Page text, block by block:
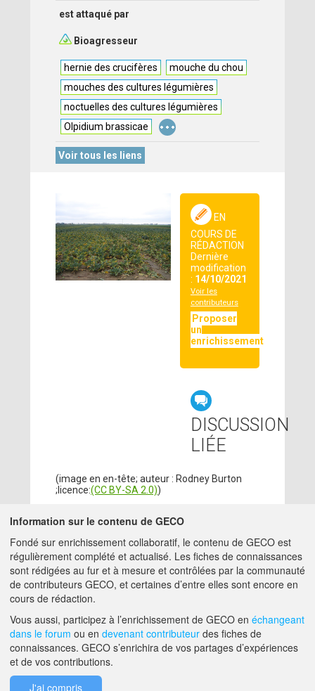
est attaqué par
Bioagresseur
hernie des crucifères
mouche du chou
mouches des cultures légumières
noctuelles des cultures légumières
Olpidium brassicae
...
Voir tous les liens
EN
COURS DE
RÉDACTION
Dernière
modification
: 14/10/2021
Voir les
contributeurs
Proposer
un
enrichissement
DISCUSSION
LIÉE
(image en en-tête; auteur : Rodney Burton
;licence:(CC BY-SA 2.0))
CONTRIBUTEURS
14/10/2021 ADMIN GECO
MATTHIEU.HIRSCHY@ACTA.ASSO.FR
A PROPOS DE GECO AIDE
F.A.Q.
Information sur le contenu de GECO
Fondé sur enrichissement collaboratif, le contenu de GECO est
régulièrement complété et actualisé. Les fiches de connaissances
sont rédigées au fur et à mesure et contrôlées par la communauté
de contributeurs GECO, et certaines d’entre elles sont encore en
cours de rédaction.
Vous aussi, participez à l’enrichissement de GECO en échangeant
dans le forum ou en devenant contributeur des fiches de
connaissances. GECO s’enrichira de vos partages d’expériences
et de vos contributions.
J'ai compris